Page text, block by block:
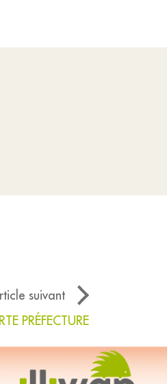
suivant
PRÉFECTURE